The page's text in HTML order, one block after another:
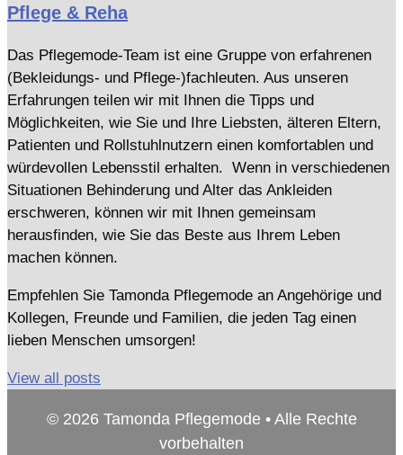
Pflege & Reha
Das Pflegemode-Team ist eine Gruppe von erfahrenen
(Bekleidungs- und Pflege-)fachleuten. Aus unseren
Erfahrungen teilen wir mit Ihnen die Tipps und
Möglichkeiten, wie Sie und Ihre Liebsten, älteren Eltern,
Patienten und Rollstuhlnutzern einen komfortablen und
würdevollen Lebensstil erhalten. Wenn in verschiedenen
Situationen Behinderung und Alter das Ankleiden
erschweren, können wir mit Ihnen gemeinsam
herausfinden, wie Sie das Beste aus Ihrem Leben
machen können.
Empfehlen Sie Tamonda Pflegemode an Angehörige und
Kollegen, Freunde und Familien, die jeden Tag einen
lieben Menschen umsorgen!
View all posts
© 2026 Tamonda Pflegemode • Alle Rechte
vorbehalten